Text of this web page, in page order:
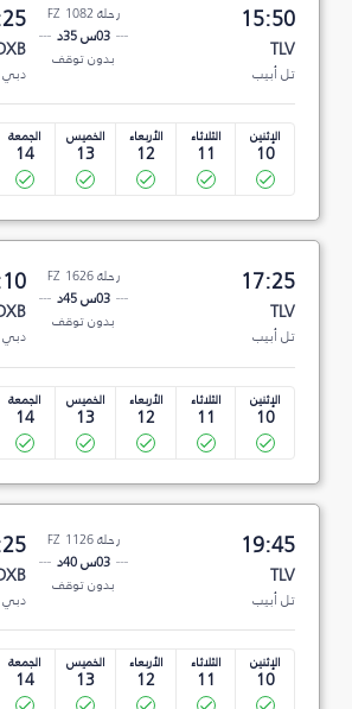
15:50
TLV
تل أبيب
رحلة FZ 1082
03س 35د
بدون توقف
دبي
الإثنين
10
الثلاثاء
11
الأربعاء
12
الخميس
13
الجمعة
14
17:25
TLV
تل أبيب
رحلة FZ 1626
03س 45د
بدون توقف
دبي
الإثنين
10
الثلاثاء
11
الأربعاء
12
الخميس
13
الجمعة
14
19:45
TLV
تل أبيب
رحلة FZ 1126
03س 40د
بدون توقف
دبي
الإثنين
10
الثلاثاء
11
الأربعاء
12
الخميس
13
الجمعة
14